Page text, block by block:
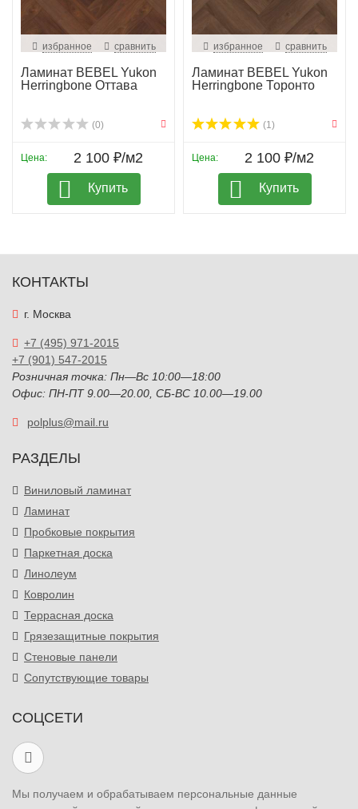
избранное сравнить
Ламинат BEBEL Yukon
Herringbone Оттава
(0)
Цена: 2 100 ₽/м2
Купить
избранное сравнить
Ламинат BEBEL Yukon
Herringbone Торонто
(1)
Цена: 2 100 ₽/м2
Купить
КОНТАКТЫ
г. Москва
+7 (495) 971-2015
+7 (901) 547-2015
Розничная точка: Пн—Вс 10:00—18:00
Офис: ПН-ПТ 9.00—20.00, СБ-ВС 10.00—19.00
polplus@mail.ru
РАЗДЕЛЫ
Виниловый ламинат
Ламинат
Пробковые покрытия
Паркетная доска
Линолеум
Ковролин
Террасная доска
Грязезащитные покрытия
Стеновые панели
Сопутствующие товары
СОЦСЕТИ
Мы получаем и обрабатываем персональные данные